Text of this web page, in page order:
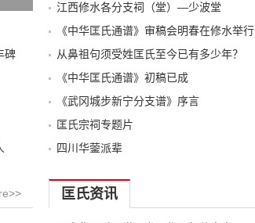
碑
江西修水各分支祠（堂）—少波堂
《中华匡氏通谱》审稿会明春在修水举行
从鼻祖句须受姓匡氏至今已有多少年？
《中华匡氏通谱》初稿已成
《武冈城步新宁分支谱》序言
匡氏宗祠专题片
四川华蓥派辈
匡氏资讯